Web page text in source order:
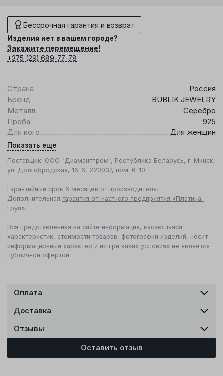
Бессрочная гарантия и возврат
Изделия нет в вашем городе?
Закажите перемещение!
+375 (29) 689-77-78
Страна
Россия
Бренд
BUBLIK JEWELRY
Металл
Серебро
Проба
925
Для кого
Для женщин
Показать еще
Поставщик: ООО "Диамантпром", Республика Беларусь, г. Минск,
ул. Долгобродская, 16-6, 220037, пом. 6-10
Гарантийный срок 6 месяцев от производителя.
Дополнительная гарантия от Частного предприятия «Платина-
Груп».
Вся представленная на сайте информация, касающаяся
характеристик, стоимости товаров, фотографии изделий, носит
информационный характер и ни при каких условиях не является
публичной офертой.
Оплата
Доставка
Отзывы
Оставить отзыв